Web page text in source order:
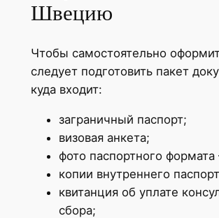
Швецию
Чтобы самостоятельно
следует подготовить пакет
куда входит:
заграничный паспорт;
визовая анкета;
фото паспортного формата
копии внутреннего
квитанция об уплате
сбора;